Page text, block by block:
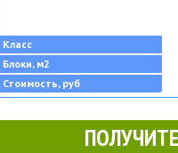
Класс
Блоки, м2
Стоимость, руб